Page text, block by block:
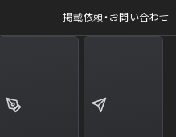
掲載依頼・お問い合わせ